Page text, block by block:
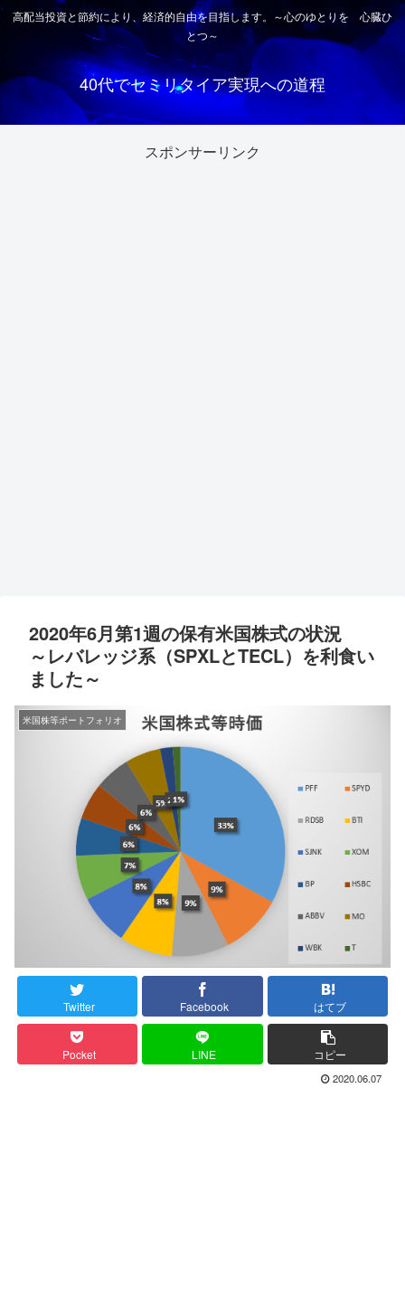
高配当投資と節約により、経済的自由を目指します。～心のゆとりを 心臓ひ
とつ～
40代でセミリタイア実現への道程
スポンサーリンク
2020年6月第1週の保有米国株式の状況
～レバレッジ系（SPXLとTECL）を利食い
ました～
米国株等ポートフォリオ
Twitter Facebook はてブ
Pocket LINE コピー
2020.06.07